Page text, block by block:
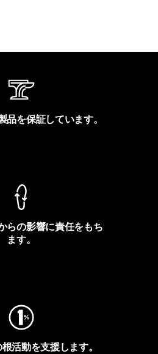
品を保証しています。
らの影響に責任をもち
ます。
活動を支援します。